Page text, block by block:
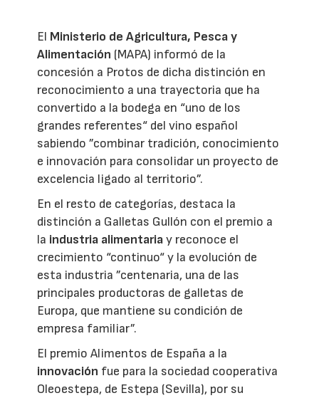
El Ministerio de Agricultura, Pesca y
Alimentación (MAPA) informó de la
concesión a Protos de dicha distinción en
reconocimiento a una trayectoria que ha
convertido a la bodega en “uno de los
grandes referentes“ del vino español
sabiendo ”combinar tradición, conocimiento
e innovación para consolidar un proyecto de
excelencia ligado al territorio”.
En el resto de categorías, destaca la
distinción a Galletas Gullón con el premio a
la industria alimentariay reconoce el
crecimiento “continuo“ y la evolución de
esta industria ”centenaria, una de las
principales productoras de galletas de
Europa, que mantiene su condición de
empresa familiar”.
El premio Alimentos de España a la
innovación fue para la sociedad cooperativa
Oleoestepa, de Estepa (Sevilla), por su